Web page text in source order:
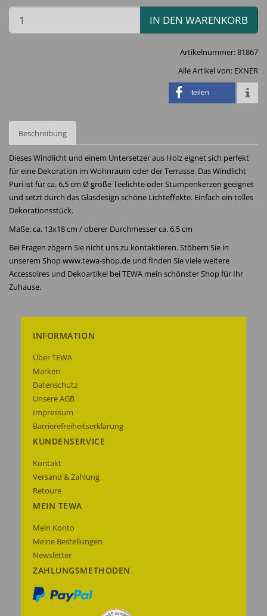
IN DEN WARENKORB
Artikelnummer:81867
Alle Artikel von: EXNER
teilen
Beschreibung
Dieses Windlicht und einem Untersetzer aus Holz eignet sich perfekt
für eine Dekoration im Wohnraum oder der Terrasse. Das Windlicht
Puri ist für ca. 6,5 cm Ø große Teelichte oder Stumpenkerzen geeignet
und setzt durch das Glasdesign schöne Lichteffekte. Einfach ein tolles
Dekorationsstück.
Maße: ca. 13x18 cm / oberer Durchmesser ca. 6,5 cm
Bei Fragen zögern Sie nicht uns zu kontaktieren. Stöbern Sie in
unserem Shop www.tewa-shop.de und finden Sie viele weitere
Accessoires und Dekoartikel bei TEWA mein schönster Shop für Ihr
Zuhause.
INFORMATION
Über TEWA
Marken
Datenschutz
Unsere AGB
Impressum
Barrierefreiheitserklärung
KUNDENSERVICE
Kontakt
Versand & Zahlung
Retoure
MEIN TEWA
Mein Konto
Meine Bestellungen
Newsletter
ZAHLUNGSMETHODEN